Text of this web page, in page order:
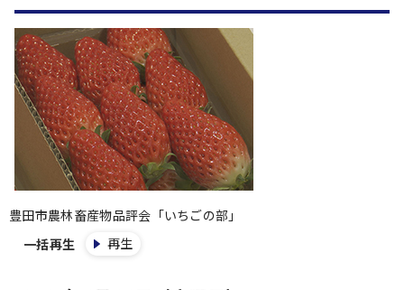
豊田市農林畜産物品評会「いちごの部」
一括再生
再生